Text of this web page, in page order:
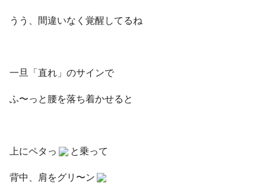
うう、間違いなく覚醒してるね
一旦「直れ」のサインで
ふ〜っと腰を落ち着かせると
上にペタっ と乗って
背中、肩をグリ〜ン